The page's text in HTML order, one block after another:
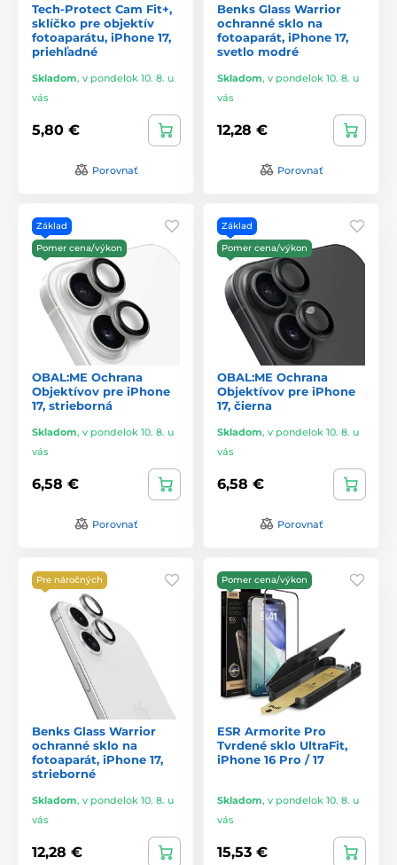
Tech-Protect Cam Fit+,
sklíčko pre objektív
fotoaparátu, iPhone 17,
priehľadné
Skladom, v pondelok 10. 8. u
vás
5,80 €
Porovnať
Benks Glass Warrior
ochranné sklo na
fotoaparát, iPhone 17,
svetlo modré
Skladom, v pondelok 10. 8. u
vás
12,28 €
Porovnať
Základ
Pomer cena/výkon
OBAL:ME Ochrana
Objektívov pre iPhone
17, strieborná
Skladom, v pondelok 10. 8. u
vás
6,58 €
Porovnať
Základ
Pomer cena/výkon
OBAL:ME Ochrana
Objektívov pre iPhone
17, čierna
Skladom, v pondelok 10. 8. u
vás
6,58 €
Porovnať
Pre náročných
Benks Glass Warrior
ochranné sklo na
fotoaparát, iPhone 17,
strieborné
Skladom, v pondelok 10. 8. u
vás
12,28 €
Pomer cena/výkon
ESR Armorite Pro
Tvrdené sklo UltraFit,
iPhone 16 Pro / 17
Skladom, v pondelok 10. 8. u
vás
15,53 €